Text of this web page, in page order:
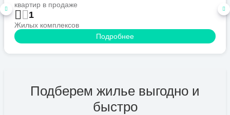
квартир в продаже
1
Жилых комплексов
Подробнее
Подберем жилье выгодно и
быстро